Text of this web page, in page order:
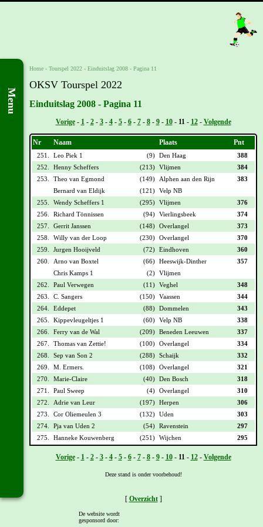
Menu
Home - Tourspel 2022 - Einduitslag 2008 - Pagina 11
OKSV Tourspel 2022
Einduitslag 2008 - Pagina 11
Vorige- 1 - 2- 3- 4- 5- 6- 7- 8- 9- 10- 11 - 12- Volgende
Nr Naam Plaats Pnt
251. Leo Piek 1 (9) Den Haag
388
252.
Henny Scheffers (213) Vlijmen
384
253.
Theo van Egmond (149) Alphen aan den Rijn
383
Bernard van Eldijk
(121) Velp NB
255.
Wendy Scheffers 1 (295) Vlijmen
376
256.
Richard Tönnissen (94) Vierlingsbeek
374
257.
Gerrit Janssen (148) Overlangel
373
258.
Willy van der Loop (230) Overlangel
370
259.
Jurgen Hooijveld (72) Eindhoven
360
260.
Arno van Boxtel (66) Heeswijk-Dinther
357
Chris Kamps 1
(2) Vlijmen
262.
Paul Verwegen (11) Veghel
348
263.
C. Sangers (150) Vaassen
344
264.
Eddepet (88) Dommelen
343
265.
Kippevleugeltjes 1 (60) Velp NB
338
266.
Ferry van de Wal (209) Beneden Leeuwen
337
267.
Thomas van Zettie! (100) Overlangel
334
268.
Sep van Son 2 (288) Schaijk
332
269.
M. Ermers. (108) Overlangel
321
270.
Marie-Claire (40) Den Bosch
318
271.
Paul Sweep (4) Overlangel
310
272.
Adrie van Leur (197) Herpen
306
273.
Cor Oliemeulen 3 (132) Uden
303
274.
Pja van Uden 2 (54) Ravenstein
297
275.
Hanneke Kouwenberg (251) Wijchen 295
Vorige- 1 - 2- 3- 4- 5- 6- 7- 8- 9- 10- 11 - 12- Volgende
Deze stand is onder voorbehoud!
[ Overzicht]
De website wordt
gesponsord door: